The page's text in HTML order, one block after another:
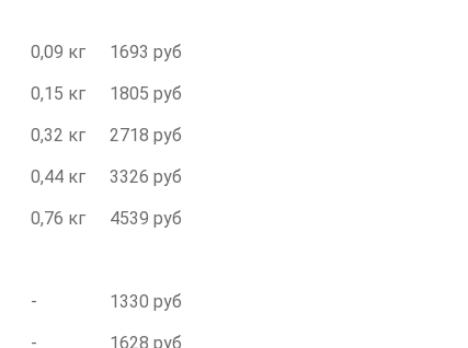
0,09 кг
1693 руб
0,15 кг
1805 руб
0,32 кг
2718 руб
0,44 кг
3326 руб
0,76 кг
4539 руб
-
1330 руб
-
1628 руб